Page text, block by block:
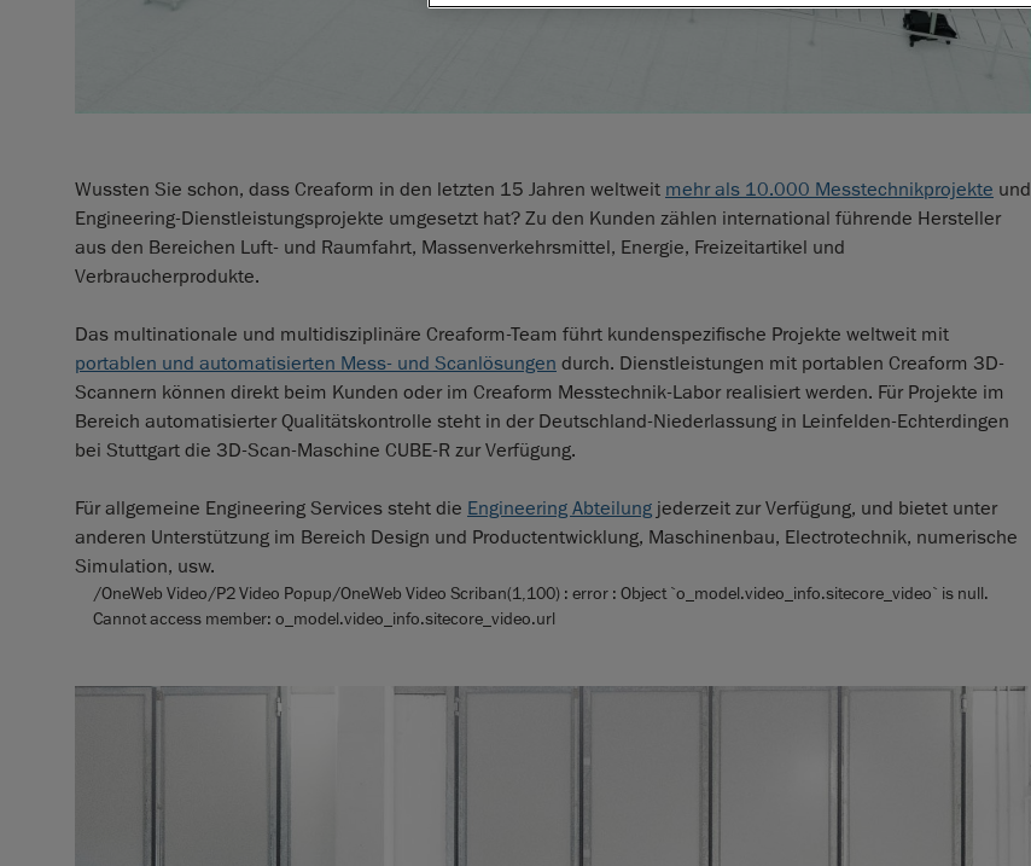
Wussten Sie schon, dass Creaform in den letzten 15 Jahren weltweit mehr als 10.000 Messtechnikprojekte und
Engineering-Dienstleistungsprojekte umgesetzt hat? Zu den Kunden zählen international führende Hersteller
aus den Bereichen Luft- und Raumfahrt, Massenverkehrsmittel, Energie, Freizeitartikel und
Verbraucherprodukte.
Das multinationale und multidisziplinäre Creaform-Team führt kundenspezifische Projekte weltweit mit
portablen und automatisierten Mess- und Scanlösungen durch. Dienstleistungen mit portablen Creaform 3D-
Scannern können direkt beim Kunden oder im Creaform Messtechnik-Labor realisiert werden. Für Projekte im
Bereich automatisierter Qualitätskontrolle steht in der Deutschland-Niederlassung in Leinfelden-Echterdingen
bei Stuttgart die 3D-Scan-Maschine CUBE-R zur Verfügung.
Für allgemeine Engineering Services steht die Engineering Abteilung jederzeit zur Verfügung, und bietet unter
anderen Unterstützung im Bereich Design und Productentwicklung, Maschinenbau, Electrotechnik, numerische
Simulation, usw.
/OneWeb Video/P2 Video Popup/OneWeb Video Scriban(1,100) : error : Object `o_model.video_info.sitecore_video` is null.
Cannot access member: o_model.video_info.sitecore_video.url